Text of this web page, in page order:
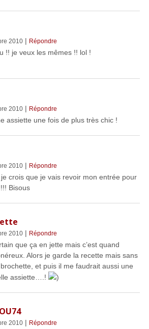
2010| Répondre
!! je veux les mêmes !! lol !
2010| Répondre
assiette une fois de plus très chic !
2010| Répondre
crois que je vais revoir mon entrée pour
Bisous
2010| Répondre
que ça en jette mais c’est quand
Alors je garde la recette mais sans
et puis il me faudrait aussi une
assiette….!
)
2010| Répondre